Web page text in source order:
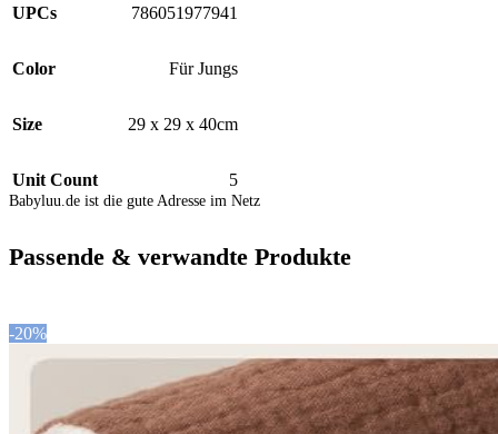
UPCs 786051977941
Color Für Jungs
Size 29 x 29 x 40cm
Unit Count 5
Babyluu.de ist die gute Adresse im Netz
Passende & verwandte Produkte
-20%